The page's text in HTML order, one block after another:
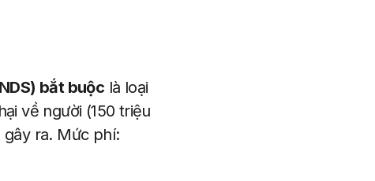
bắt buộc là loại
về người (150 triệu
ra. Mức phí: